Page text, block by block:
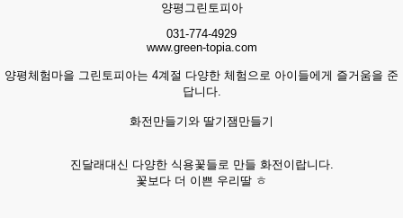
양평그린토피아
031-774-4929
www.green-topia.com
양평체험마을 그린토피아는 4계절 다양한 체험으로 아이들에게 즐거움을 준
답니다.
화전만들기와 딸기잼만들기
진달래대신 다양한 식용꽃들로 만들 화전이랍니다.
꽃보다 더 이쁜 우리딸 ㅎ